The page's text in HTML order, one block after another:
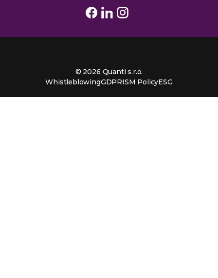
WhistleblowingGDPRISM PolicyESG
© 2026 Quanti s.r.o.